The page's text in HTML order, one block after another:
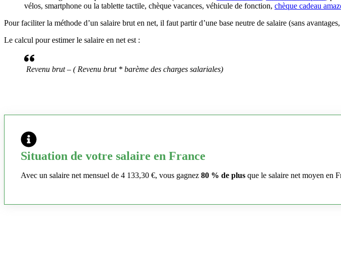
vélos, smartphone ou la tablette tactile, chèque vacances, véhicule de fonction, chèque cadeau
Pour faciliter la méthode d’un salaire brut en net, il faut partir d’une base neutre de salaire (sans
Le calcul pour estimer le salaire en net est :
Revenu brut – ( Revenu brut * barème des charges salariales)
Situation de votre salaire en France
Avec un salaire net mensuel de 4 133,30 €, vous gagnez 80 % de plus que le salaire net moyen en